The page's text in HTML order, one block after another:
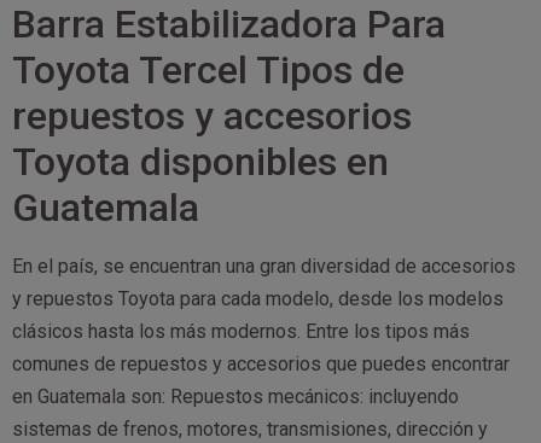
Barra Estabilizadora Para
Toyota Tercel Tipos de
repuestos y accesorios
Toyota disponibles en
Guatemala
En el país, se encuentran una gran diversidad de accesorios
y repuestos Toyota para cada modelo, desde los modelos
clásicos hasta los más modernos. Entre los tipos más
comunes de repuestos y accesorios que puedes encontrar
en Guatemala son: Repuestos mecánicos: incluyendo
sistemas de frenos, motores, transmisiones, dirección y